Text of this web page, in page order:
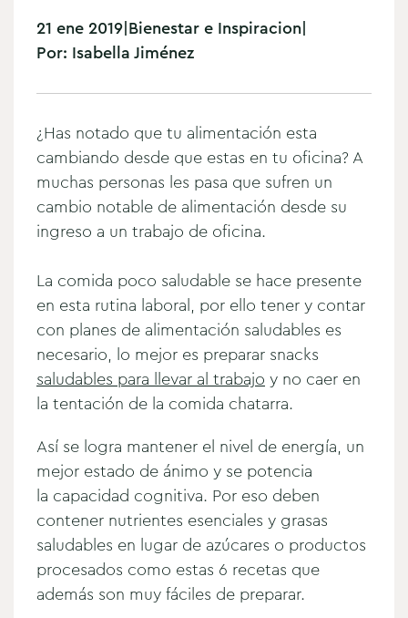
21 ene 2019|Bienestar e Inspiracion|
Por: Isabella Jiménez
¿Has notado que tu alimentación esta
cambiando desde que estas en tu oficina? A
muchas personas les pasa que sufren un
cambio notable de alimentación desde su
ingreso a un trabajo de oficina.
La comida poco saludable se hace presente
en esta rutina laboral, por ello tener y contar
con planes de alimentación saludables es
necesario, lo mejor es preparar snacks
saludables para llevar al trabajo y no caer en
la tentación de la comida chatarra.
Así se logra mantener el nivel de energía, un
mejor estado de ánimo y se potencia
la capacidad cognitiva. Por eso deben
contener nutrientes esenciales y grasas
saludables en lugar de azúcares o productos
procesados como estas 6 recetas que
además son muy fáciles de preparar.